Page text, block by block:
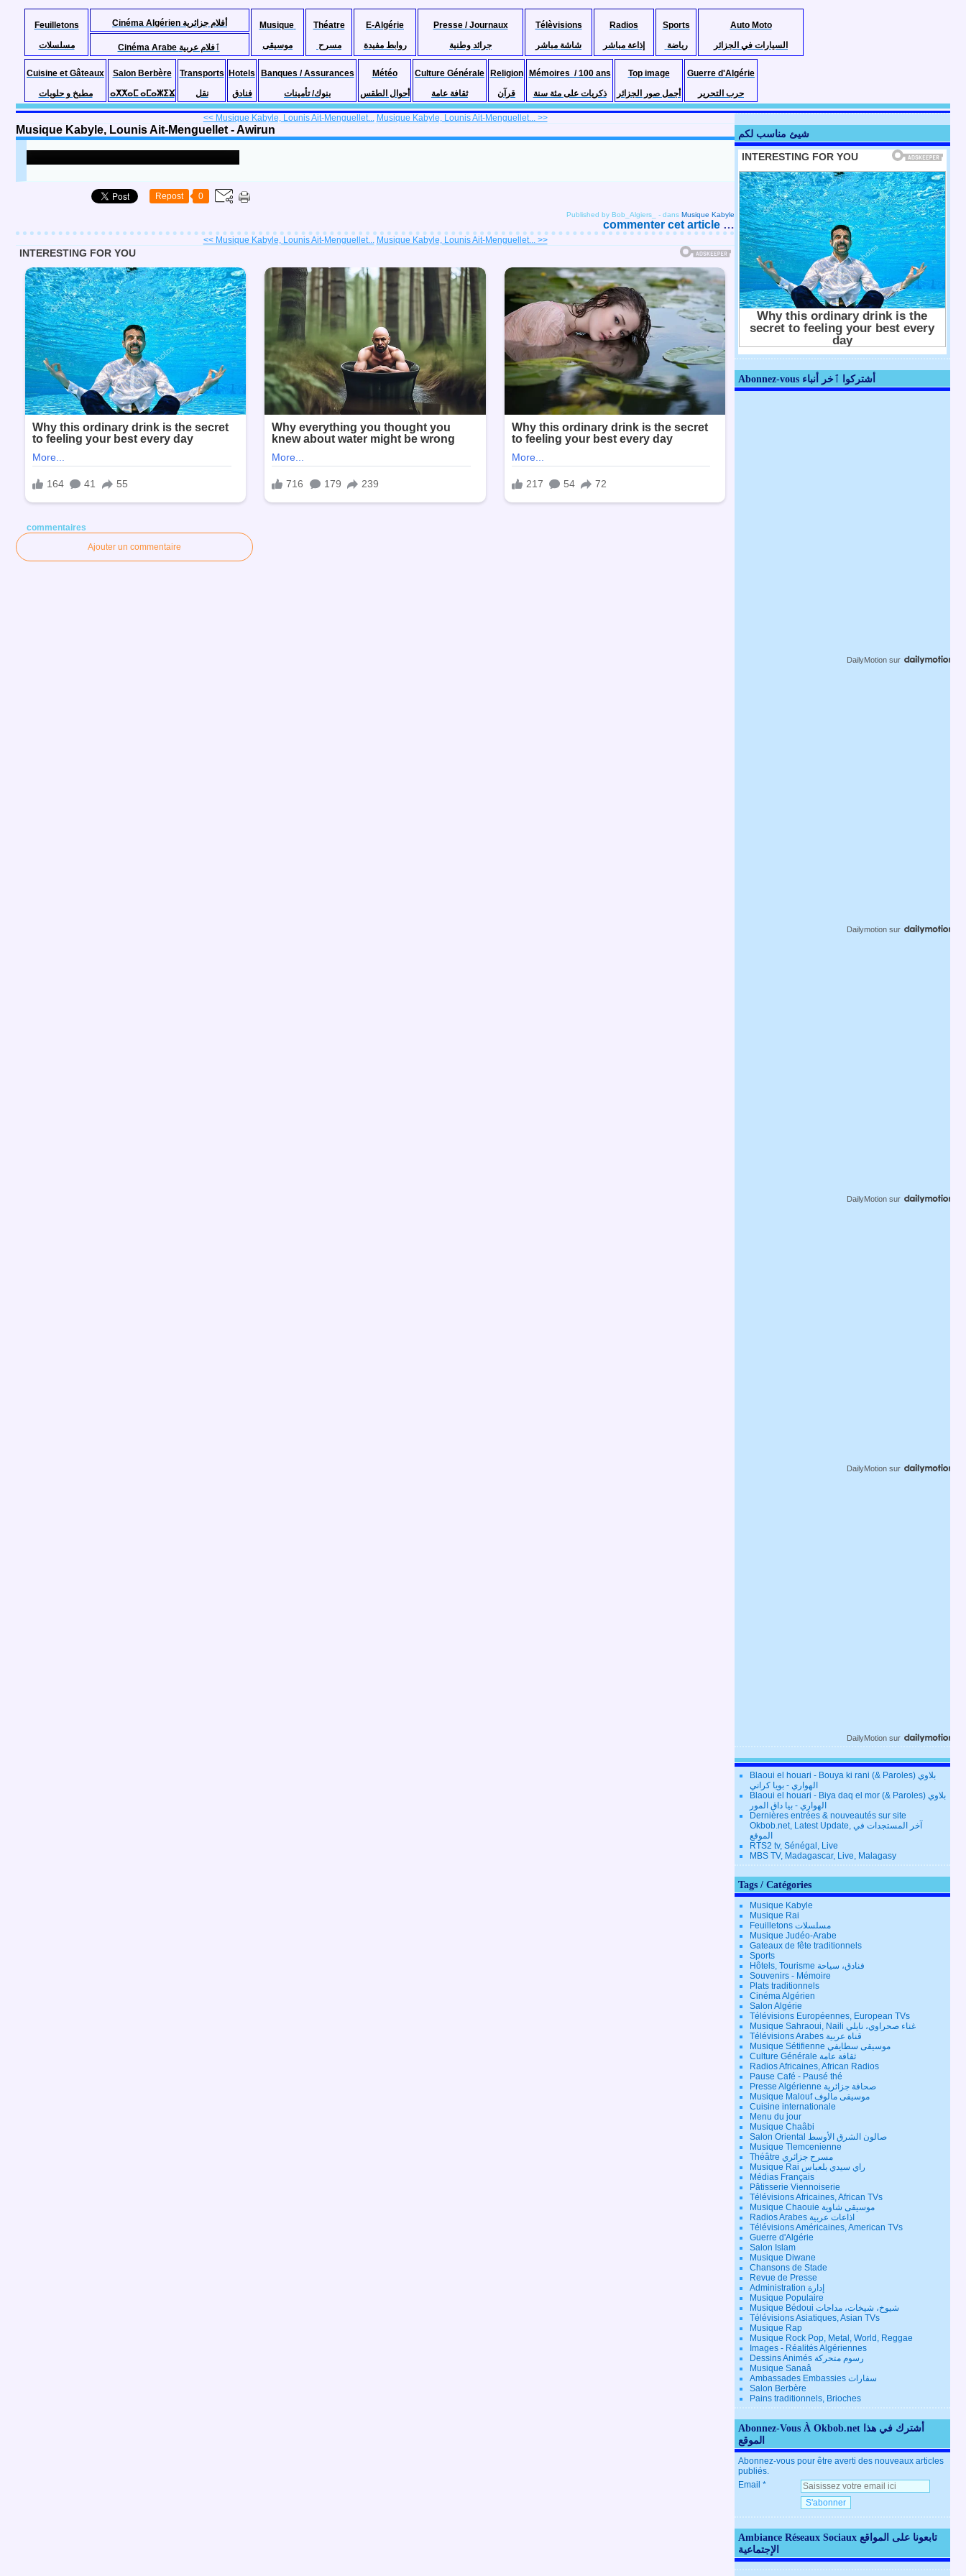
Feuilletons
مسلسلات
Cinéma Algérien أفلام جزائرية
Musique
موسيقى
Théatre
مسرح
E-Algérie
روابط مفيدة
Presse / Journaux
جرائد وطنية
Télèvisions
شاشة مباشر
Radios
إذاعة مباشر
Sports
رياضة
Auto Moto
السيارات في الجزائر
Cinéma Arabe ٱفلام عربية
Cuisine et Gâteaux
مطبخ و حلويات
Salon Berbère
ⴰⵅⵅⴰⵎ ⴰⵎⴰⵣⵉⴴ
Transports
نقل
Hotels
فنادق
Banques / Assurances
بنوك/ تأمينات
Météo
أحوال الطقس
Culture Générale
ثقافة عامة
Religion
قرآن
Mémoires / 100 ans
ذكريات على مئة سنة
Top image
أجمل صور الجزائر
Guerre d'Algérie
حرب التحرير
<< Musique Kabyle, Lounis Ait-Menguellet... Musique Kabyle, Lounis Ait-Menguellet... >>
Musique Kabyle, Lounis Ait-Menguellet - Awirun
Repost 0
Published by Bob_Algiers_ - dans Musique Kabyle
commenter cet article …
<< Musique Kabyle, Lounis Ait-Menguellet... Musique Kabyle, Lounis Ait-Menguellet... >>
commentaires
Ajouter un commentaire
شيئ مناسب لكم
Abonnez-vous أشتركوا ٱخر أنباء
DailyMotion sur
Dailymotion sur
DailyMotion sur
DailyMotion sur
DailyMotion sur
Blaoui el houari - Bouya ki rani (& Paroles) بلاوي
الهواري - بويا كراني
Blaoui el houari - Biya daq el mor (& Paroles) بلاوي
الهواري - بيا داق المور
Dernières entrées & nouveautés sur site
Okbob.net, Latest Update, آخر المستجدات في
الموقع
RTS2 tv, Sénégal, Live
MBS TV, Madagascar, Live, Malagasy
Tags / Catégories
Musique Kabyle
Musique Rai
Feuilletons مسلسلات
Musique Judéo-Arabe
Gateaux de fête traditionnels
Sports
Hôtels, Tourisme فنادق، سياحة
Souvenirs - Mémoire
Plats traditionnels
Cinéma Algérien
Salon Algérie
Télévisions Européennes, European TVs
Musique Sahraoui, Naili غناء صحراوي، نايلي
Télévisions Arabes قناة عربية
Musique Sétifienne موسيقى سطايفي
Culture Générale ثقافة عامة
Radios Africaines, African Radios
Pause Café - Pausé thé
Presse Algérienne صحافة جزائرية
Musique Malouf موسيقى مالوف
Cuisine internationale
Menu du jour
Musique Chaâbi
Salon Oriental صالون الشرق الأوسط
Musique Tlemcenienne
Théâtre مسرح جزائري
Musique Rai راي سيدي بلعباس
Médias Français
Pâtisserie Viennoiserie
Télévisions Africaines, African TVs
Musique Chaouie موسيقى شاوية
Radios Arabes اذاعات عربية
Télévisions Américaines, American TVs
Guerre d'Algérie
Salon Islam
Musique Diwane
Chansons de Stade
Revue de Presse
Administration إدارة
Musique Populaire
Musique Bédoui شيوخ، شيخات، مداحات
Télévisions Asiatiques, Asian TVs
Musique Rap
Musique Rock Pop, Metal, World, Reggae
Images - Réalités Algériennes
Dessins Animés رسوم متحركة
Musique Sanaâ
Ambassades Embassies سفارات
Salon Berbère
Pains traditionnels, Brioches
Abonnez-Vous À Okbob.net أشترك في هذا
الموقع
Abonnez-vous pour être averti des nouveaux articles
publiés.
Email
Ambiance Réseaux Sociaux تابعونا على المواقع
الإجتماعية